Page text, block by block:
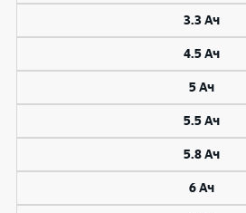
3.3 Ач
4.5 Ач
5 Ач
5.5 Ач
5.8 Ач
6 Ач